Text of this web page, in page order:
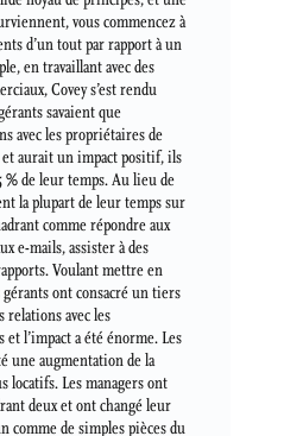
vous commencez à
d’un tout par rapport à un
en travaillant avec des
Covey s’est rendu
savaient que
avec les propriétaires de
aurait un impact positif, ils
% de leur temps. Au lieu de
la plupart de leur temps sur
comme répondre aux
e-mails, assister à des
Voulant mettre en
ont consacré un tiers
relations avec les
l’impact a été énorme. Les
une augmentation de la
locatifs. Les managers ont
deux et ont changé leur
comme de simples pièces du